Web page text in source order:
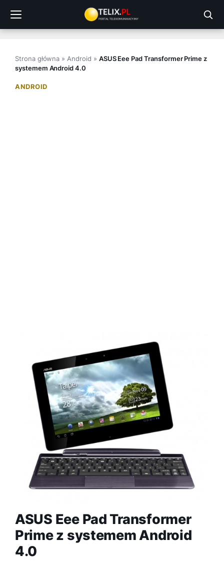
treści
Strona główna » Android » ASUS Eee Pad Transformer Prime z
systemem Android 4.0
ANDROID
ASUS Eee Pad Transformer
Prime z systemem Android
4.0